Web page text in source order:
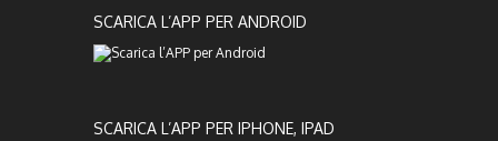
SCARICA L’APP PER ANDROID
SCARICA L’APP PER IPHONE, IPAD